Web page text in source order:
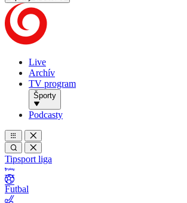
Live
Archív
TV program
Športy
Podcasty
Tipsport liga
Futbal